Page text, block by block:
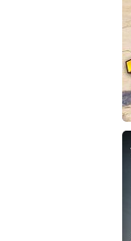
Infinitode